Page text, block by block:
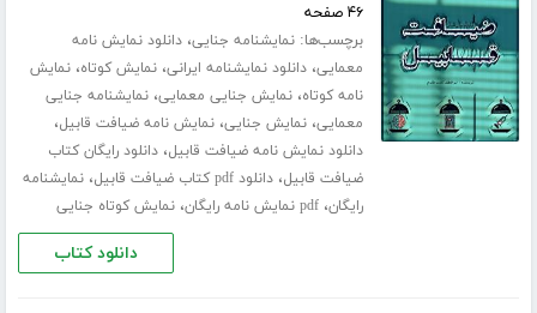
۴۶ صفحه
برچسب‌ها:نمایشنامه جنایی،دانلود نمایش نامه
معمایی،دانلود نمایشنامه ایرانی،نمایش کوتاه،نمایش
نامه کوتاه،نمایش جنایی معمایی،نمایشنامه جنایی
معمایی،نمایش جنایی،نمایش نامه ضیافت قابیل،
دانلود نمایش نامه ضیافت قابیل،دانلود رایگان کتاب
ضیافت قابیل،دانلود pdf کتاب ضیافت قابیل ،نمایشنامه
رایگان،pdf نمایش نامه رایگان ،نمایش کوتاه جنایی
دانلود کتاب